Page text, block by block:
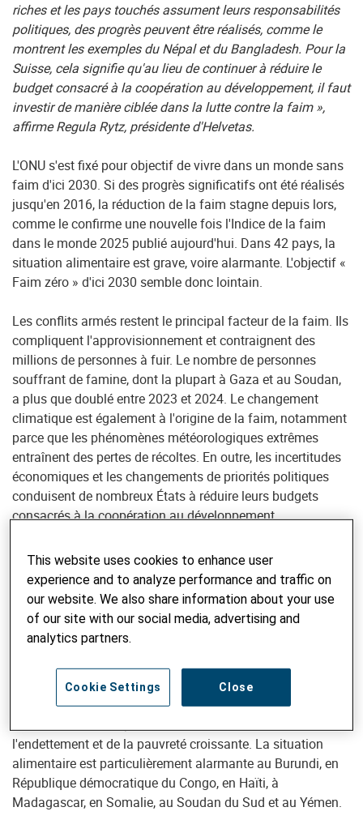
riches et les pays touchés assument leurs responsabilités
politiques, des progrès peuvent être réalisés, comme le
montrent les exemples du Népal et du Bangladesh. Pour la
Suisse, cela signifie qu'au lieu de continuer à réduire le
budget consacré à la coopération au développement, il faut
investir de manière ciblée dans la lutte contre la faim »,
affirme Regula Rytz, présidente d'Helvetas.
L'ONU s'est fixé pour objectif de vivre dans un monde sans
faim d'ici 2030. Si des progrès significatifs ont été réalisés
jusqu'en 2016, la réduction de la faim stagne depuis lors,
comme le confirme une nouvelle fois l'Indice de la faim
dans le monde 2025 publié aujourd'hui. Dans 42 pays, la
situation alimentaire est grave, voire alarmante. L'objectif «
Faim zéro » d'ici 2030 semble donc lointain.
Les conflits armés restent le principal facteur de la faim. Ils
compliquent l'approvisionnement et contraignent des
millions de personnes à fuir. Le nombre de personnes
souffrant de famine, dont la plupart à Gaza et au Soudan,
a plus que doublé entre 2023 et 2024. Le changement
climatique est également à l'origine de la faim, notamment
parce que les phénomènes météorologiques extrêmes
entraînent des pertes de récoltes. En outre, les incertitudes
économiques et les changements de priorités politiques
conduisent de nombreux États à réduire leurs budgets
consacrés à la coopération au développement.
L'Afrique subsaharienne est la région la plus
touchée
La région la plus touchée par la faim reste l'Afrique
subsaharienne, où les taux de malnutrition et de mortalité
infantile sont élevés. L'Asie du Sud est également fortement
touchée, avec 281 millions de personnes sous-alimentées,
soit près de 40% de la population mondiale sous-alimentée.
En Amérique latine et dans les Caraïbes, la situation s'est
l'endettement et de la pauvreté croissante. La situation
alimentaire est particulièrement alarmante au Burundi, en
République démocratique du Congo, en Haïti, à
Madagascar, en Somalie, au Soudan du Sud et au Yémen.
This website uses cookies to enhance user
experience and to analyze performance and traffic on
our website. We also share information about your use
of our site with our social media, advertising and
analytics partners.
Close
Cookie Settings